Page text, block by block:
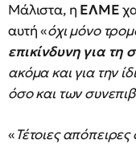
Μάλιστα, η ΕΛΜΕ
αυτή «όχι μόνο
επικίνδυνη για τη
ακόμα και για την
όσο και των
«Τέτοιες